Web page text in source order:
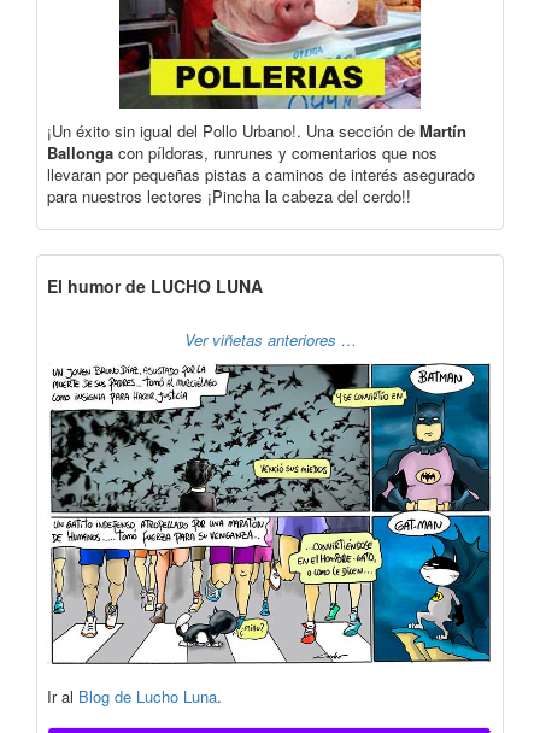
¡Un éxito sin igual del Pollo Urbano!. Una sección de Martín
Ballonga con píldoras, runrunes y comentarios que nos
llevaran por pequeñas pistas a caminos de interés asegurado
para nuestros lectores ¡Pincha la cabeza del cerdo!!
El humor de LUCHO LUNA
Ver viñetas anteriores …
Ir al Blog de Lucho Luna.